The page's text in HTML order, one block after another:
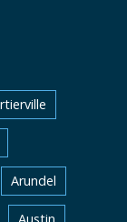
Arundel